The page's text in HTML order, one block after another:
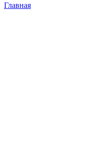
Главная